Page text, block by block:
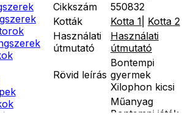
Cikkszám
550832
Kották
Kotta 1 Kotta 2
Használati
útmutató
Használati
útmutató
Rövid leírás
Bontempi
gyermek
Xilophon kicsi
Műanyag
Bontempi játék